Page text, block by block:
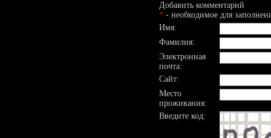
Добавить комментарий
* - необходимое для
Имя:
Фамилия:
Электронная
почта:
Сайт:
Место
проживания:
Введите код: